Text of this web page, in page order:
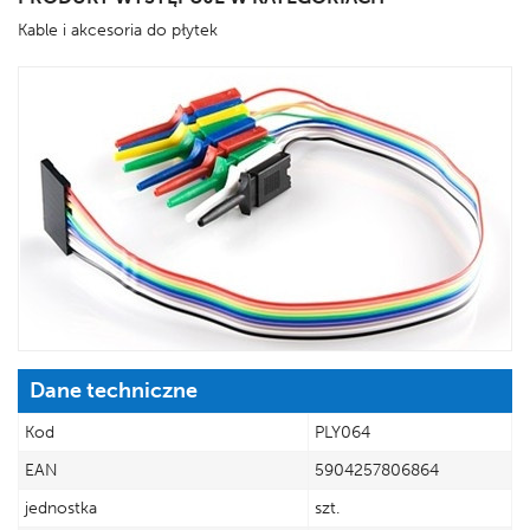
Kable i akcesoria do płytek
Dane techniczne
Kod
PLY064
EAN
5904257806864
jednostka
szt.